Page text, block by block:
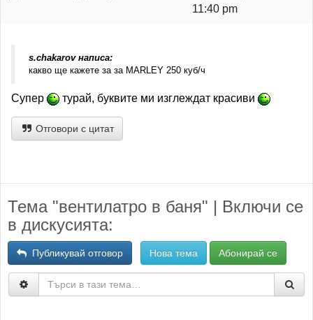
11:40 pm
s.chakarov написа:
какво ще кажете за за MARLEY 250 куб/ч
Супер турай, буквите ми изглеждат красиви
Отговори с цитат
Тема "вентилатро в баня" | Включи се
в дискусията:
Публикувай отговор Нова тема Абонирай се